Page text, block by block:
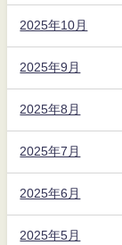
2025年10月
2025年9月
2025年8月
2025年7月
2025年6月
2025年5月